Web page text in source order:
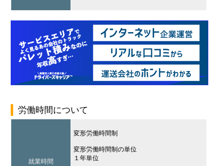
労働時間について
就業時間
変形労働時間制
変形労働時間制の単位
１年単位